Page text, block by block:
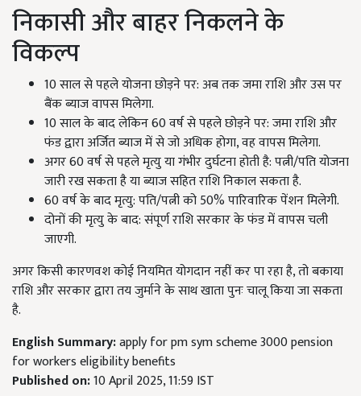
निकासी और बाहर निकलने के
विकल्प
10 साल से पहले योजना छोड़ने पर: अब तक जमा राशि और उस पर
बैंक ब्याज वापस मिलेगा.
10 साल के बाद लेकिन 60 वर्ष से पहले छोड़ने पर: जमा राशि और
फंड द्वारा अर्जित ब्याज में से जो अधिक होगा, वह वापस मिलेगा.
अगर 60 वर्ष से पहले मृत्यु या गंभीर दुर्घटना होती है: पत्नी/पति योजना
जारी रख सकता है या ब्याज सहित राशि निकाल सकता है.
60 वर्ष के बाद मृत्यु: पति/पत्नी को 50% पारिवारिक पेंशन मिलेगी.
दोनों की मृत्यु के बाद: संपूर्ण राशि सरकार के फंड में वापस चली
जाएगी.
अगर किसी कारणवश कोई नियमित योगदान नहीं कर पा रहा है, तो बकाया
राशि और सरकार द्वारा तय जुर्माने के साथ खाता पुनः चालू किया जा सकता
है.
English Summary:apply for pm sym scheme 3000 pension
for workers eligibility benefits
Published on:10 April 2025, 11:59 IST